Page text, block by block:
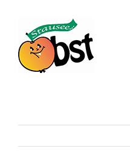
springen